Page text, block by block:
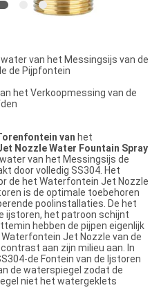
van het Messingsijs van de
de Pijpfontein
het Verkoopmessing van de
fontein van het
Nozzle Water Fountain Spray
water van het Messingsijs de
door volledig SS304. Het
de het Waterfontein Jet Nozzle
is de optimale toebehoren
poolinstallaties. De het
ijstoren, het patroon schijnt
hebben de pijpen eigenlijk
Jet Nozzle van de
aan zijn milieu aan. In
de Fontein van de Ijstoren
de waterspiegel zodat de
niet het watergeklets